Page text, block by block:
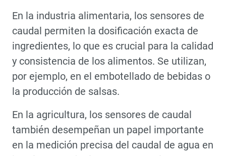
En la industria alimentaria, los sensores de
caudal permiten la dosificación exacta de
ingredientes, lo que es crucial para la calidad
y consistencia de los alimentos. Se utilizan,
por ejemplo, en el embotellado de bebidas o
la producción de salsas.
En la agricultura, los sensores de caudal
también desempeñan un papel importante
en la medición precisa del caudal de agua en